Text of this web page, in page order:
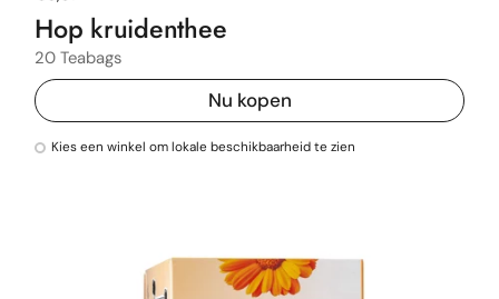
Hop kruidenthee
20 Teabags
Nu kopen
Kies een winkel om lokale beschikbaarheid te zien